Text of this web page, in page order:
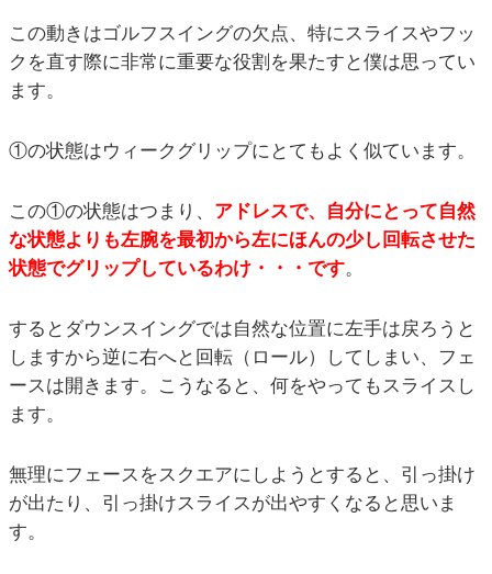
この動きはゴルフスイングの欠点、特にスライスやフッ
クを直す際に非常に重要な役割を果たすと僕は思ってい
ます。
①の状態はウィークグリップにとてもよく似ています。
この①の状態はつまり、 アドレスで、自分にとって自然
な状態よりも左腕を最初から左にほんの少し回転させた
状態でグリップしているわけ・・・です。
するとダウンスイングでは自然な位置に左手は戻ろうと
しますから逆に右へと回転（ロール）してしまい、フェ
ースは開きます。こうなると、何をやってもスライスし
ます。
無理にフェースをスクエアにしようとすると、引っ掛け
が出たり、引っ掛けスライスが出やすくなると思いま
す。